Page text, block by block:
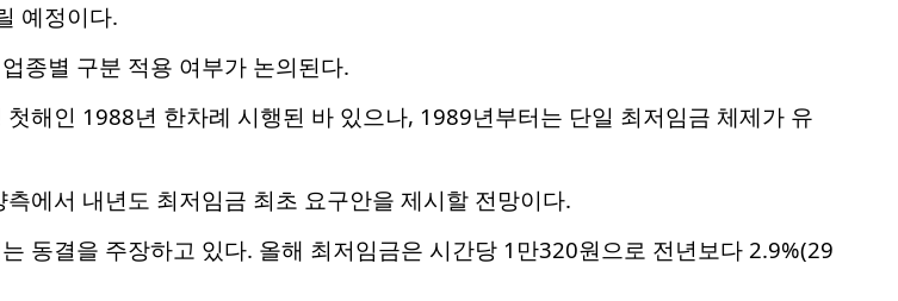
예정이다.
종별 구분 적용 여부가 논의된다.
해인 1988년 한차례 시행된 바 있으나, 1989년부터는 단일 최저임금 체제가 유
에서 내년도 최저임금 최초 요구안을 제시할 전망이다.
동결을 주장하고 있다. 올해 최저임금은 시간당 1만320원으로 전년보다 2.9%(29